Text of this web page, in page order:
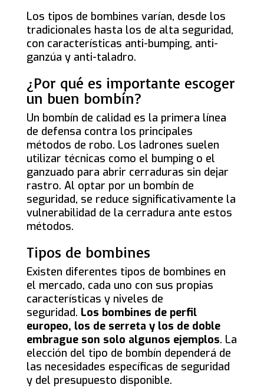
Los tipos de bombines varían, desde los
tradicionales hasta los de alta seguridad,
con características anti-bumping, anti-
ganzúa y anti-taladro.
¿Por qué es importante escoger
un buen bombín?
Un bombín de calidad es la primera línea
de defensa contra los principales
métodos de robo. Los ladrones suelen
utilizar técnicas como el bumping o el
ganzuado para abrir cerraduras sin dejar
rastro. Al optar por un bombín de
seguridad, se reduce significativamente la
vulnerabilidad de la cerradura ante estos
métodos.
Tipos de bombines
Existen diferentes tipos de bombines en
el mercado, cada uno con sus propias
características y niveles de
seguridad. Los bombines de perfil
europeo, los de serreta y los de doble
embrague son solo algunos ejemplos. La
elección del tipo de bombín dependerá de
las necesidades específicas de seguridad
y del presupuesto disponible.